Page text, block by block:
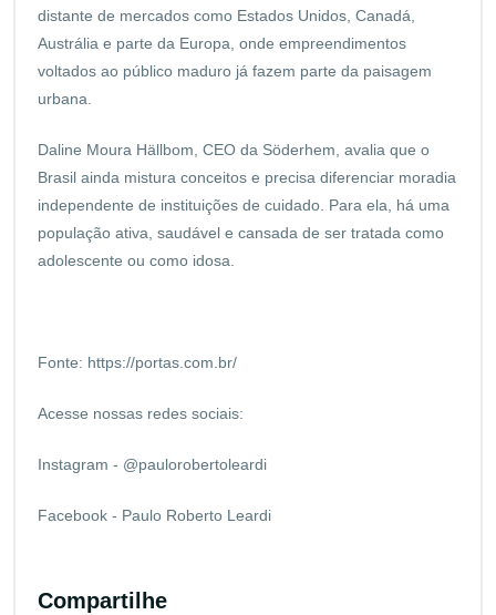
distante de mercados como Estados Unidos, Canadá,
Austrália e parte da Europa, onde empreendimentos
voltados ao público maduro já fazem parte da paisagem
urbana.
Daline Moura Hällbom, CEO da Söderhem, avalia que o
Brasil ainda mistura conceitos e precisa diferenciar moradia
independente de instituições de cuidado. Para ela, há uma
população ativa, saudável e cansada de ser tratada como
adolescente ou como idosa.
Fonte: https://portas.com.br/
Acesse nossas redes sociais:
Instagram - @paulorobertoleardi
Facebook - Paulo Roberto Leardi
Compartilhe